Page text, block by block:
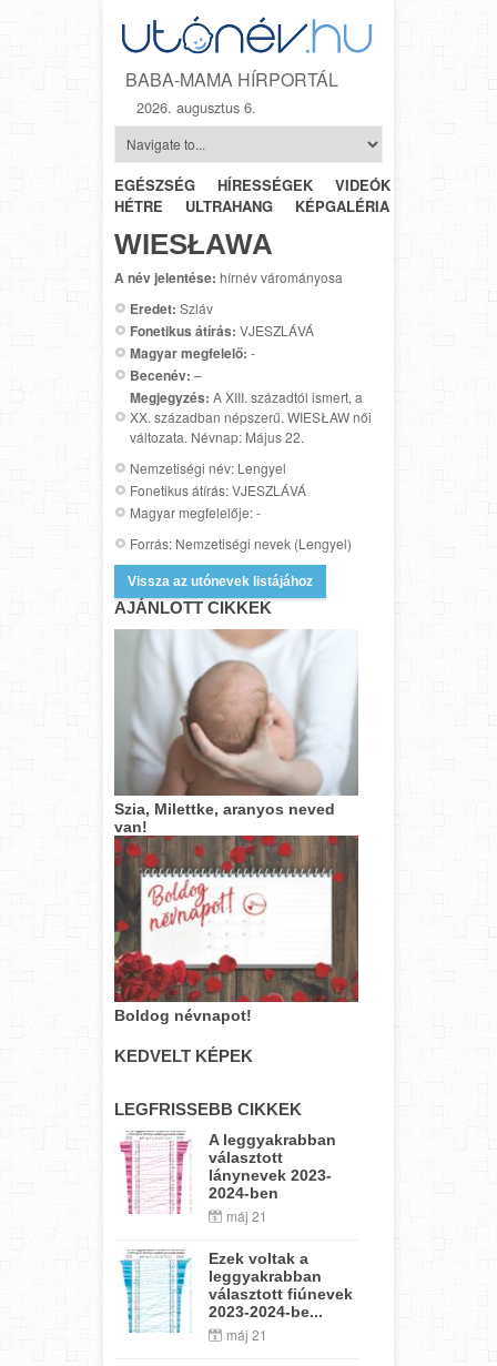
BABA-MAMA HÍRPORTÁL
2026. augusztus 6.
EGÉSZSÉG HÍRESSÉGEK VIDEÓK
HÉTRŐL-
HÉTRE
ULTRAHANG KÉPGALÉRIA
WIESŁAWA
A név jelentése: hírnév várományosa
Eredet: Szláv
Fonetikus átírás: VJESZLÁVÁ
Magyar megfelelő: -
Becenév: –
Megjegyzés: A XIII. századtól ismert, a
XX. században népszerű. WIESŁAW női
változata. Névnap: Május 22.
Nemzetiségi név: Lengyel
Fonetikus átírás: VJESZLÁVÁ
Magyar megfelelője: -
Forrás: Nemzetiségi nevek (Lengyel)
Vissza az utónevek listájához
AJÁNLOTT CIKKEK
Szia, Milettke, aranyos neved
van!
Boldog névnapot!
KEDVELT KÉPEK
LEGFRISSEBB CIKKEK
A leggyakrabban
választott
lánynevek 2023-
2024-ben
máj 21
Ezek voltak a
leggyakrabban
választott fiúnevek
2023-2024-be...
máj 21